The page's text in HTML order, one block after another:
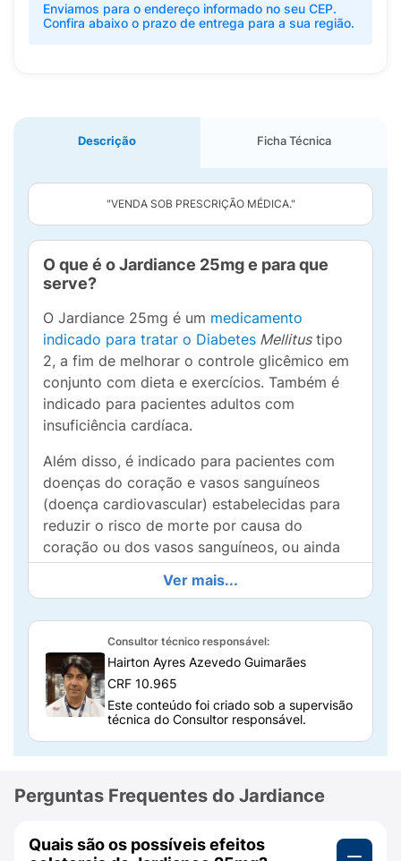
Enviamos para o endereço informado no seu CEP.
Confira abaixo o prazo de entrega para a sua região.
Descrição Ficha Técnica
"VENDA SOB PRESCRIÇÃO MÉDICA."
O que é o Jardiance 25mg e para que
serve?
O Jardiance 25mg é um medicamento
indicado para tratar o Diabetes Mellitustipo
2, a fim de melhorar o controle glicêmico em
conjunto com dieta e exercícios. Também é
indicado para pacientes adultos com
insuficiência cardíaca.
Além disso, é indicado para pacientes com
doenças do coração e vasos sanguíneos
(doença cardiovascular) estabelecidas para
reduzir o risco de morte por causa do
coração ou dos vasos sanguíneos, ou ainda
por internação por função inadequada do
coração em bombear o sangue para o corpo.
Como usar o Jardiance 25mg?
Você deve usá-lo via oral, em forma de
comprimidos. Geralmente, a dose
recomendada é de 1 comprimido de 25mg
uma vez ao dia, pela manhã.
É importante seguir as orientações médicas e
utilização e conseguir atingir o efeito
Ver mais...
Consultor técnico responsável:
Hairton Ayres Azevedo Guimarães
CRF 10.965
Este conteúdo foi criado sob a supervisão
técnica do Consultor responsável.
Perguntas Frequentes do Jardiance
Quais são os possíveis efeitos